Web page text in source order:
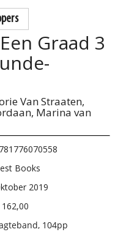
Graad 3
Van Straaten,
Marina van
Books
2019
162,00
104pp